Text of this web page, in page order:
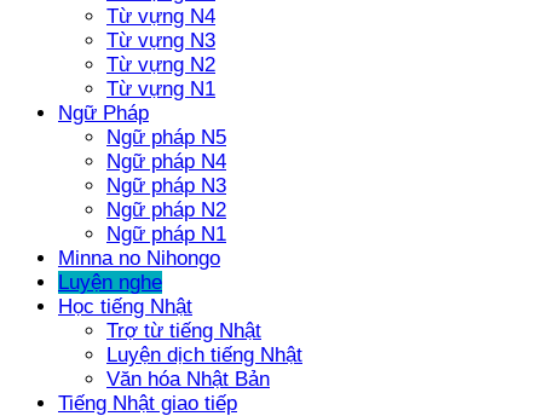
Từ vựng N4
Từ vựng N3
Từ vựng N2
Từ vựng N1
Ngữ Pháp
Ngữ pháp N5
Ngữ pháp N4
Ngữ pháp N3
Ngữ pháp N2
Ngữ pháp N1
Minna no Nihongo
Luyện nghe
Học tiếng Nhật
Trợ từ tiếng Nhật
Luyện dịch tiếng Nhật
Văn hóa Nhật Bản
Tiếng Nhật giao tiếp